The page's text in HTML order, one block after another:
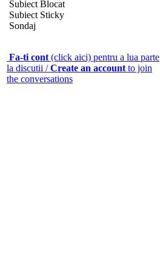
Subiect Blocat
Subiect Sticky
Sondaj
Fa-ti cont (click aici) pentru a lua parte
la discutii /Create an account to join
the conversations